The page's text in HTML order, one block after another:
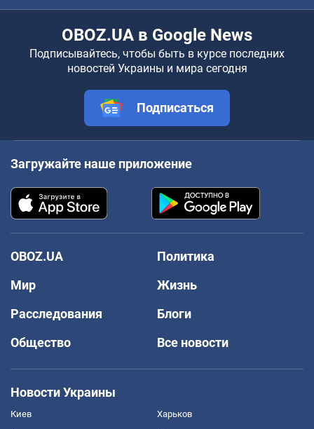
OBOZ.UA в Google News
Подписывайтесь, чтобы быть в курсе последних
новостей Украины и мира сегодня
Подписаться
Загружайте наше приложение
OBOZ.UA
Политика
Мир
Жизнь
Расследования
Блоги
Общество
Все новости
Новости Украины
Киев Харьков